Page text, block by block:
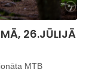
26.JŪLIJĀ
MTB